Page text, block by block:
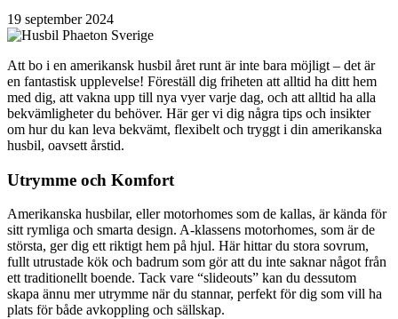
19 september 2024
Att bo i en amerikansk husbil året runt är inte bara möjligt – det är
en fantastisk upplevelse! Föreställ dig friheten att alltid ha ditt hem
med dig, att vakna upp till nya vyer varje dag, och att alltid ha alla
bekvämligheter du behöver. Här ger vi dig några tips och insikter
om hur du kan leva bekvämt, flexibelt och tryggt i din amerikanska
husbil, oavsett årstid.
Utrymme och Komfort
Amerikanska husbilar, eller motorhomes som de kallas, är kända för
sitt rymliga och smarta design. A-klassens motorhomes, som är de
största, ger dig ett riktigt hem på hjul. Här hittar du stora sovrum,
fullt utrustade kök och badrum som gör att du inte saknar något från
ett traditionellt boende. Tack vare “slideouts” kan du dessutom
skapa ännu mer utrymme när du stannar, perfekt för dig som vill ha
plats för både avkoppling och sällskap.